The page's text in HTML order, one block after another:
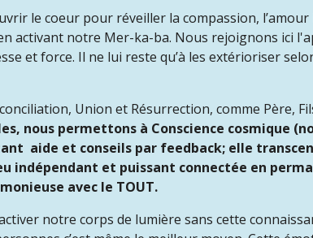
le coeur pour réveiller la compassion,
activant notre Mer-ka-ba. Nous rejoignons ici
et force. Il ne lui reste qu’à les extérioriser
Union et Résurrection, comme Père,
nous permettons à Conscience cosmique
aide et conseils par feedback; elle
indépendant et puissant connectée en
avec le TOUT.
notre corps de lumière sans cette